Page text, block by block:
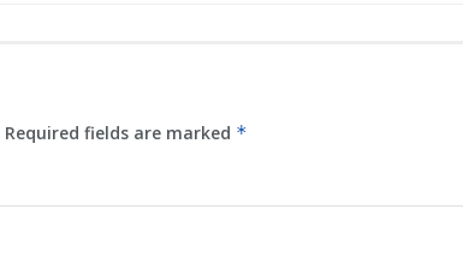
Required fields are marked *